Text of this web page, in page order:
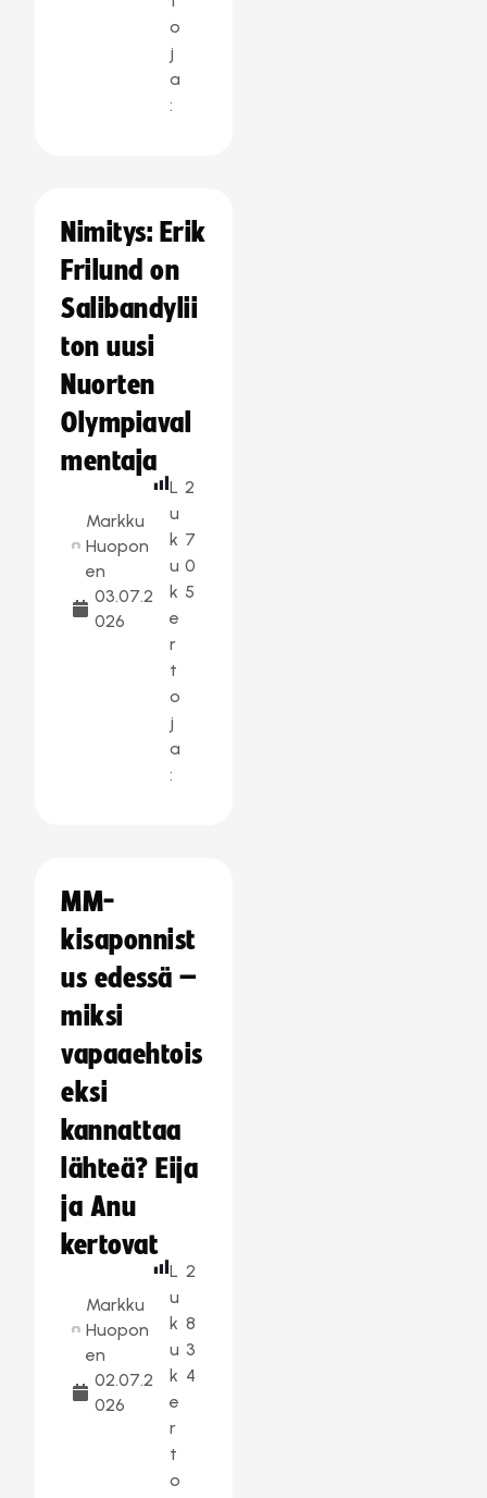
o
j
a
:
Nimitys: Erik
Frilund on
Salibandylii
ton uusi
Nuorten
Olympiaval
mentaja
Markku
Huopon
en
03.07.2
026
L
u
k
u
k
e
r
t
o
j
a
:
2
7
0
5
MM-
kisaponnist
us edessä –
miksi
vapaaehtois
eksi
kannattaa
lähteä? Eija
ja Anu
kertovat
Markku
Huopon
en
02.07.2
026
L
u
k
u
k
e
r
t
o
2
8
3
4